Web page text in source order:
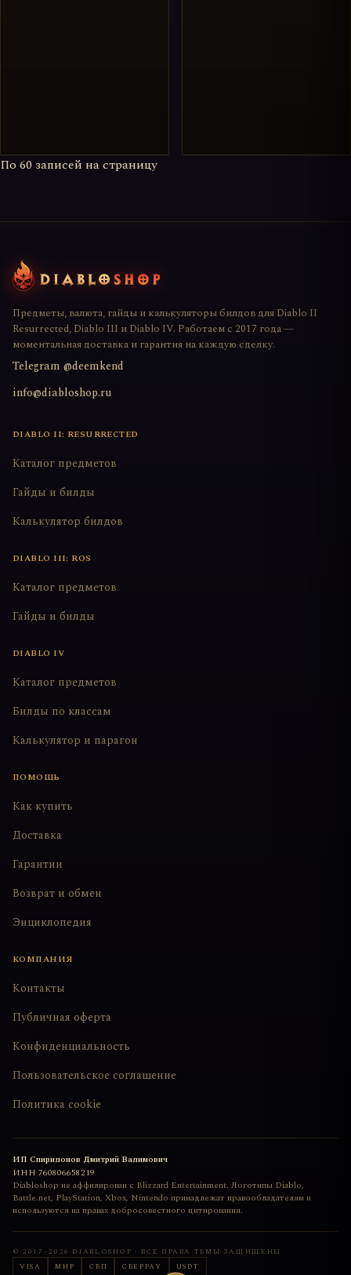
По 60 записей на страницу
Предметы, валюта, гайды и калькуляторы билдов для Diablo II
Resurrected, Diablo III и Diablo IV. Работаем с 2017 года —
моментальная доставка и гарантия на каждую сделку.
Telegram @deemkend
info@diabloshop.ru
DIABLO II: RESURRECTED
Каталог предметов
Гайды и билды
Калькулятор билдов
DIABLO III: ROS
Каталог предметов
Гайды и билды
DIABLO IV
Каталог предметов
Билды по классам
Калькулятор и парагон
ПОМОЩЬ
Как купить
Доставка
Гарантии
Возврат и обмен
Энциклопедия
КОМПАНИЯ
Контакты
Публичная оферта
Конфиденциальность
Пользовательское соглашение
Политика cookie
ИП Спиридонов Дмитрий Вадимович
ИНН 760806658219
Diabloshop не аффилирован с Blizzard Entertainment. Логотипы Diablo,
Battle.net, PlayStation, Xbox, Nintendo принадлежат правообладателям и
используются на правах добросовестного цитирования.
© 2017–2026 DIABLOSHOP · ВСЕ ПРАВА ТЬМЫ ЗАЩИЩЕНЫ
VISA
МИР СБП СБЕРPAY USDT